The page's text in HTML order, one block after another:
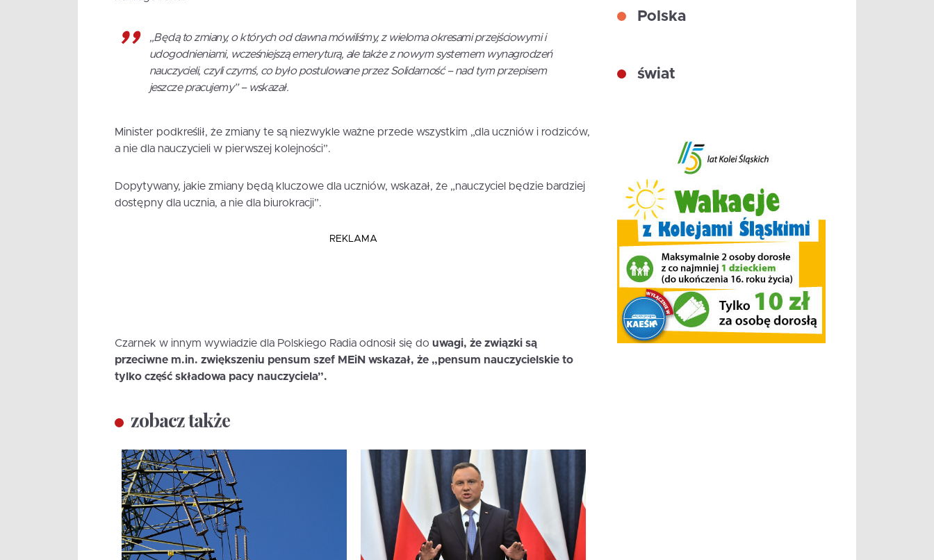
„Będą to zmiany, o których od dawna mówiliśmy, z wieloma okresami przejściowymi i
udogodnieniami, wcześniejszą emeryturą, ale także z nowym systemem wynagrodzeń
nauczycieli, czyli czymś, co było postulowane przez Solidarność – nad tym przepisem
jeszcze pracujemy” – wskazał.
Minister podkreślił, że zmiany te są niezwykle ważne przede wszystkim „dla uczniów i rodziców,
a nie dla nauczycieli w pierwszej kolejności”.
Dopytywany, jakie zmiany będą kluczowe dla uczniów, wskazał, że „nauczyciel będzie bardziej
dostępny dla ucznia, a nie dla biurokracji”.
REKLAMA
Czarnek w innym wywiadzie dla Polskiego Radia odnosił się do uwagi, że związki są
przeciwne m.in. zwiększeniu pensum szef MEiN wskazał, że „pensum nauczycielskie to
tylko część składowa pacy nauczyciela”.
zobacz także
Polska
świat